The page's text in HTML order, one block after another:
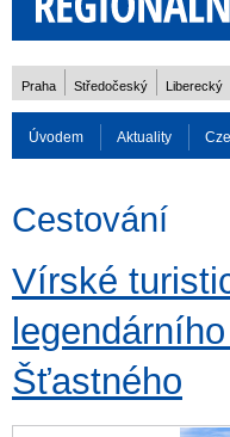
Praha Středočeský Liberecký
Úvodem Aktuality
Rozhovory
Cestování
Vírské
Šťastného